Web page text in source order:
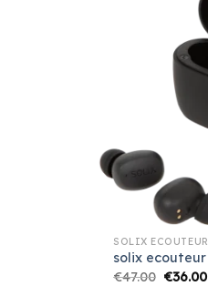
SOLIX ECOUTEUR
solix ecouteur
€47.00 €36.00